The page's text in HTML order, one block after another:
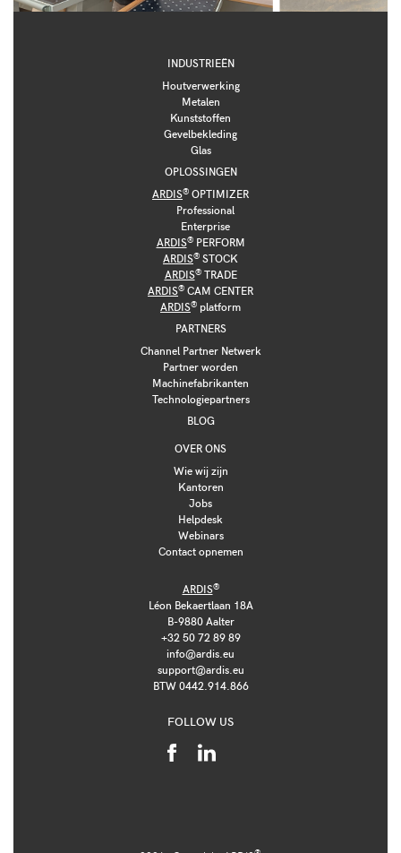
INDUSTRIEËN
Houtverwerking
Metalen
Kunststoffen
Gevelbekleding
Glas
OPLOSSINGEN
ARDIS® OPTIMIZER
Professional
Enterprise
ARDIS®PERFORM
ARDIS® STOCK
ARDIS®TRADE
ARDIS® CAM CENTER
ARDIS® platform
PARTNERS
Channel Partner Netwerk
Partner worden
Machinefabrikanten
Technologiepartners
BLOG
OVER ONS
Wie wij zijn
Kantoren
Jobs
Helpdesk
Webinars
Contact opnemen
ARDIS®
Léon Bekaertlaan 18A
B-9880 Aalter
+32 50 72 89 89
info@ardis.eu
support@ardis.eu
BTW 0442.914.866
FOLLOW US